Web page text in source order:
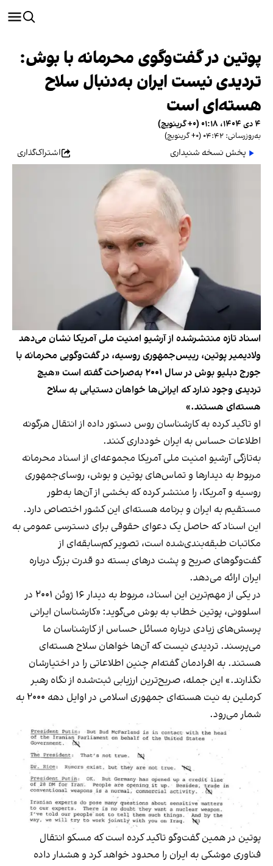
پوتین در گفت‌وگوی محرمانه با بوش:
تردیدی نیست ایران به‌دنبال سلاح
هسته‌ای است
۴ دی ۱۴۰۴، ۰۱:۱۸ (‎+۰ گرینویچ)
به‌روزرسانی: ۰۴:۴۲ (‎+۰ گرینویچ)
پخش نسخه شنیداری اشتراک‌گذاری
اسناد تازه منتشرشده از آرشیو امنیت ملی آمریکا نشان می‌دهد
ولادیمیر پوتین، رییس‌جمهوری روسیه، در گفت‌وگویی محرمانه با
جورج دبلیو بوش در سال ۲۰۰۱ به‌صراحت گفته است «هیچ
تردیدی وجود ندارد که ایرانی‌ها خواهان دستیابی به سلاح
هسته‌ای هستند.»
او تاکید کرده به کارشناسان روس دستور داده از انتقال هرگونه
اطلاعات حساس به ایران خودداری کنند.
به‌تازگی آرشیو امنیت ملی آمریکا مجموعه‌ای از اسناد محرمانه
مربوط به دیدارها و تماس‌های پوتین و بوش، روسای‌جمهوری
روسیه و آمریکا، را منتشر کرده که بخشی از آن‌ها به‌طور
مستقیم به ایران و برنامه هسته‌ای این کشور اختصاص دارد.
این اسناد که حاصل یک دعوای حقوقی برای دسترسی عمومی به
مکاتبات طبقه‌بندی‌شده است، تصویر کم‌سابقه‌ای از
گفت‌وگوهای صریح و پشت درهای بسته دو قدرت بزرگ درباره
ایران ارائه می‌دهد.
در یکی از مهم‌ترین این اسناد، مربوط به دیدار ۱۶ ژوئن ۲۰۰۱ در
اسلوونی، پوتین خطاب به بوش می‌گوید: «کارشناسان ایرانی
پرسش‌های زیادی درباره مسائل حساس از کارشناسان ما
می‌پرسند. تردیدی نیست که آن‌ها خواهان سلاح هسته‌ای
هستند. به افرادمان گفته‌ام چنین اطلاعاتی را در اختیارشان
نگذارند.» این جمله، صریح‌ترین ارزیابی ثبت‌شده از نگاه رهبر
کرملین به نیت هسته‌ای جمهوری اسلامی در اوایل دهه ۲۰۰۰ به
شمار می‌رود.
پوتین در همین گفت‌وگو تاکید کرده است که مسکو انتقال
فناوری موشکی به ایران را محدود خواهد کرد و هشدار داده